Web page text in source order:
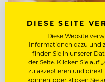
DIESE SEITE
Diese Website
Informationen dazu und
finden Sie in unserer
der Seite. Klicken Sie auf
zu akzeptieren und direkt
können, oder klicken Sie